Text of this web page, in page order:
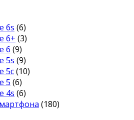
6s (6)
6+ (3)
6 (9)
5s (9)
5c(10)
5 (6)
4s (6)
(180)